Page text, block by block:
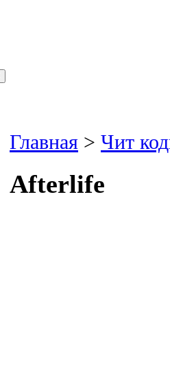
Главная > Чит
Afterlife